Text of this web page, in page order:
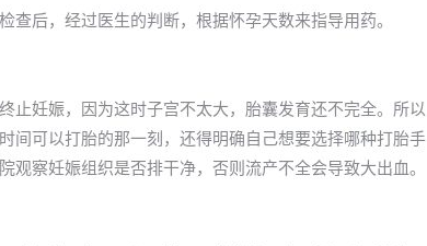
后，经过医生的判断，根据怀孕天数来指导用药。
止妊娠，因为这时子宫不太大，胎囊发育还不完全。所以
间可以打胎的那一刻，还得明确自己想要选择哪种打胎手
察妊娠组织是否排干净，否则流产不全会导致大出血。